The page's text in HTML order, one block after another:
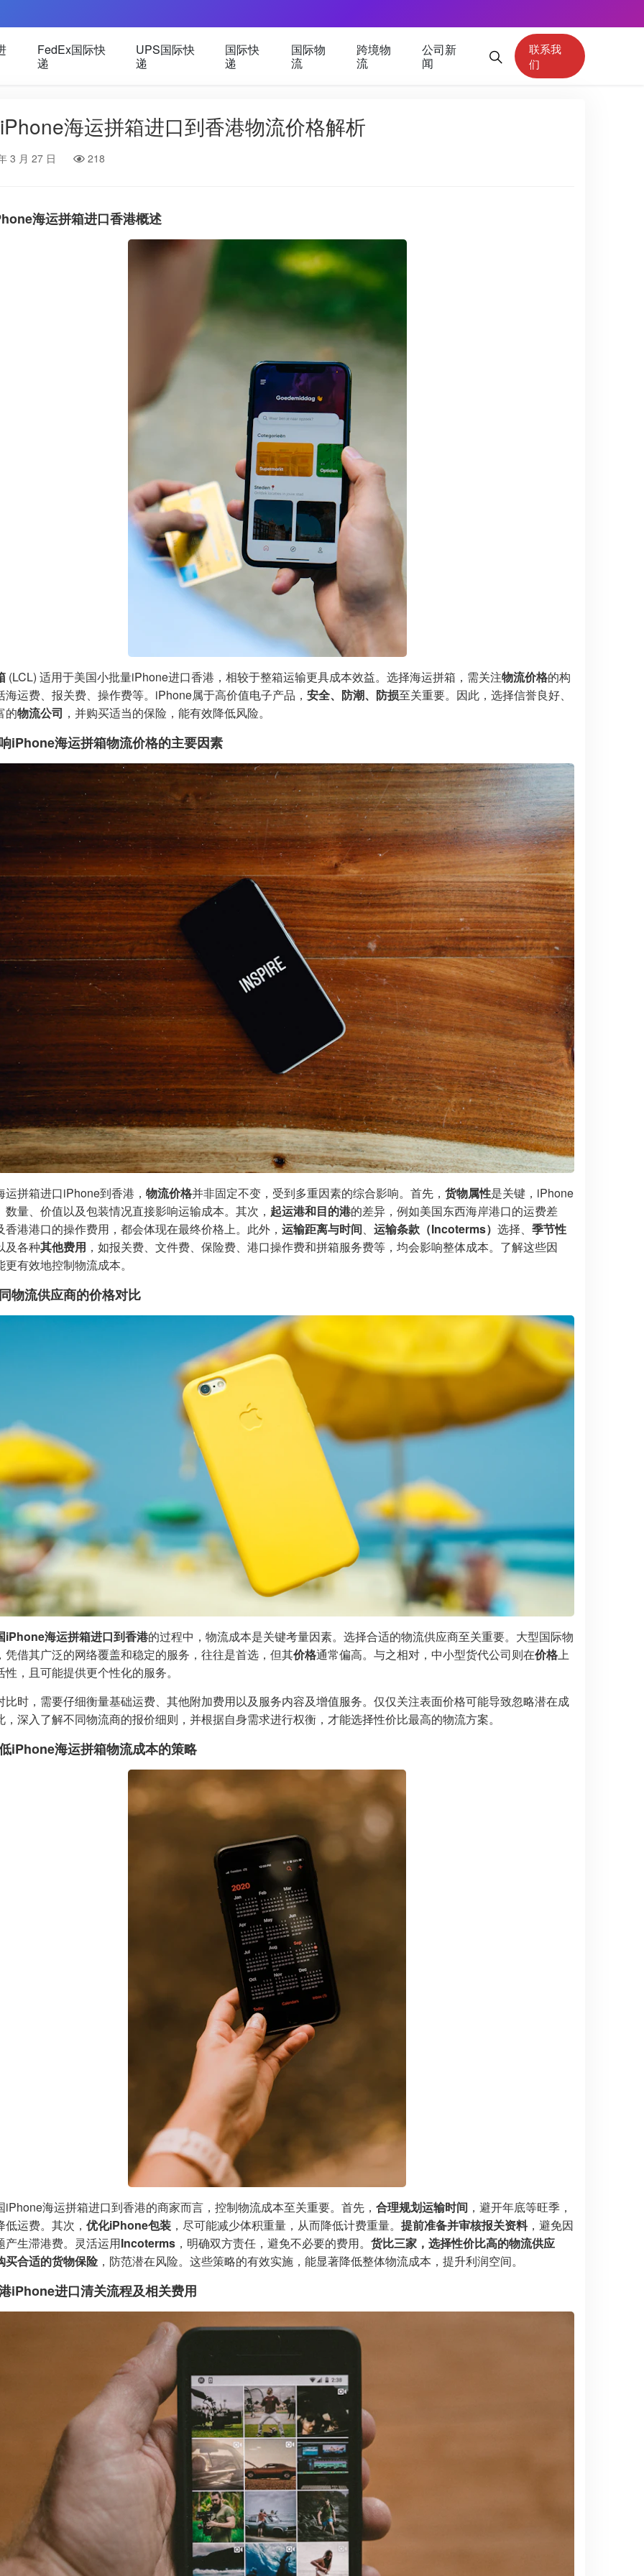
FedEx国际快
递
UPS国际快
递
国际快
递
国际物
流
跨境物
流
公司新
闻
联系我
们
海运拼箱进口到香港物流价格解析
3 月 27 日 218
海运拼箱进口香港概述
(LCL) 适用于美国小批量iPhone进口香港，相较于整箱运输更具成本效益。选择海运拼箱，需关注物流价格的构
海运费、报关费、操作费等。iPhone属于高价值电子产品， 安全、防潮、防损至关重要。因此，选择信誉良好、
的物流公司 ，并购买适当的保险，能有效降低风险。
iPhone海运拼箱物流价格的主要因素
运拼箱进口iPhone到香港， 物流价格并非固定不变，受到多重因素的综合影响。首先， 货物属性是关键，iPhone
数量、价值以及包装情况直接影响运输成本。其次， 起运港和目的港的差异，例如美国东西海岸港口的运费差
香港港口的操作费用，都会体现在最终价格上。此外， 运输距离与时间、 运输条款（Incoterms） 选择、 季节性
及各种其他费用 ，如报关费、文件费、保险费、港口操作费和拼箱服务费等，均会影响整体成本。了解这些因
有效地控制物流成本。
物流供应商的价格对比
iPhone海运拼箱进口到香港的过程中，物流成本是关键考量因素。选择合适的物流供应商至关重要。大型国际物
凭借其广泛的网络覆盖和稳定的服务，往往是首选，但其价格通常偏高。与之相对，中小型货代公司则在价格上
性，且可能提供更个性化的服务。
比时，需要仔细衡量基础运费、其他附加费用以及服务内容及增值服务。仅仅关注表面价格可能导致忽略潜在成
，深入了解不同物流商的报价细则，并根据自身需求进行权衡，才能选择性价比最高的物流方案。
iPhone海运拼箱物流成本的策略
iPhone海运拼箱进口到香港的商家而言，控制物流成本至关重要。首先， 合理规划运输时间 ，避开年底等旺季，
低运费。其次， 优化iPhone包装 ，尽可能减少体积重量，从而降低计费重量。 提前准备并审核报关资料，避免因
产生滞港费。灵活运用Incoterms ，明确双方责任，避免不必要的费用。 货比三家，选择性价比高的物流供应
买合适的货物保险，防范潜在风险。这些策略的有效实施，能显著降低整体物流成本，提升利润空间。
iPhone进口清关流程及相关费用